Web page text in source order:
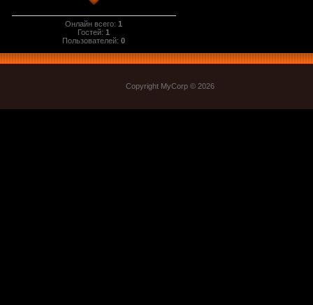
Онлайн всего:1
Гостей:1
Пользователей:0
Copyright MyCorp © 2026